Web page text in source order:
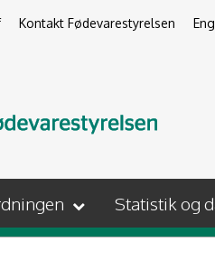
Kontakt Fødevarestyrelsen
Statistik og